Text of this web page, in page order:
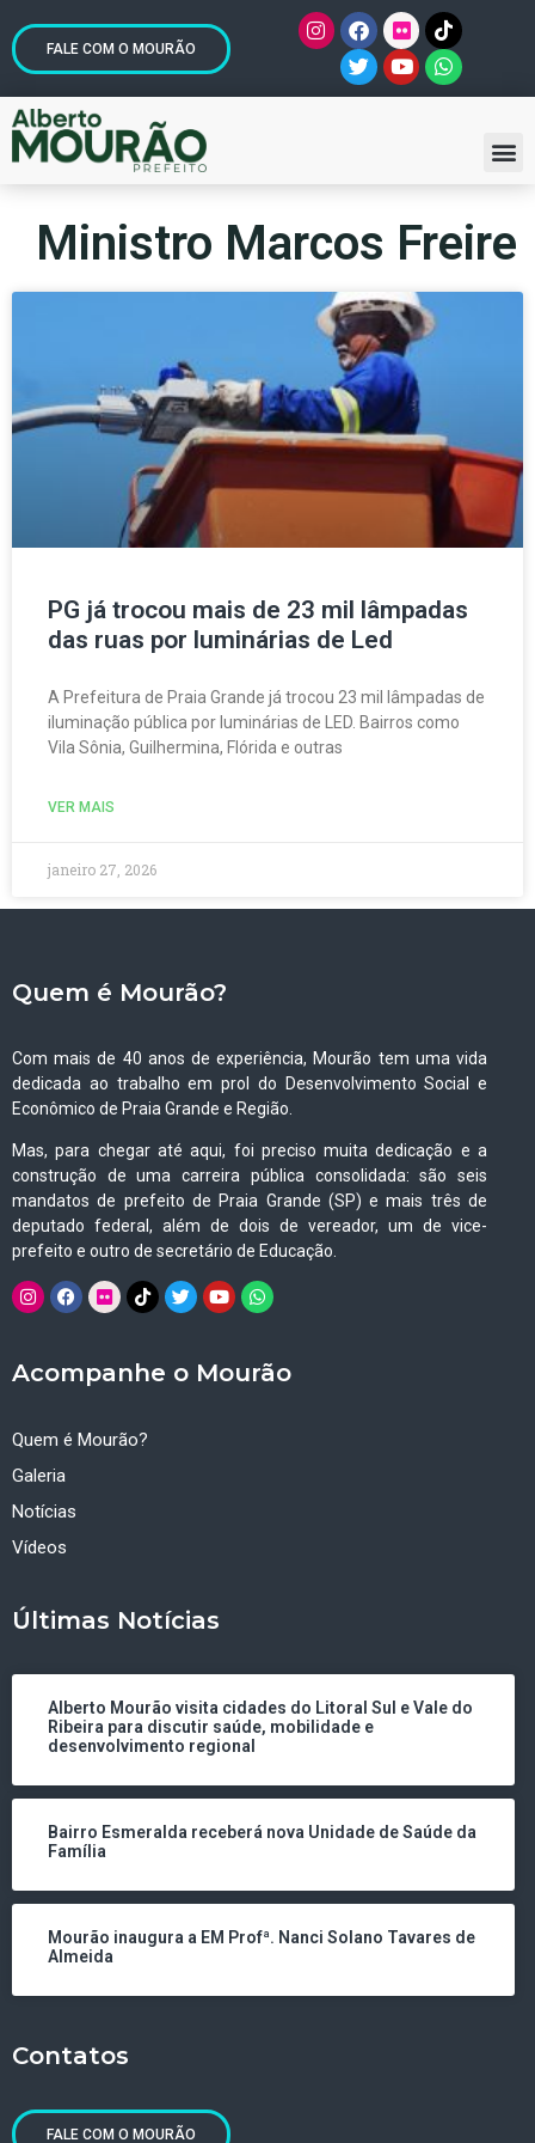
FALE COM O MOURÃO
Ministro Marcos Freire
PG já trocou mais de 23 mil lâmpadas
das ruas por luminárias de Led
A Prefeitura de Praia Grande já trocou 23 mil lâmpadas de
iluminação pública por luminárias de LED. Bairros como
Vila Sônia, Guilhermina, Flórida e outras
VER MAIS
janeiro 27, 2026
Quem é Mourão?
Com mais de 40 anos de experiência, Mourão tem uma vida
dedicada ao trabalho em prol do Desenvolvimento Social e
Econômico de Praia Grande e Região.
Mas, para chegar até aqui, foi preciso muita dedicação e a
construção de uma carreira pública consolidada: são seis
mandatos de prefeito de Praia Grande (SP) e mais três de
deputado federal, além de dois de vereador, um de vice-
prefeito e outro de secretário de Educação.
Acompanhe o Mourão
Quem é Mourão?
Galeria
Notícias
Vídeos
Últimas Notícias
Alberto Mourão visita cidades do Litoral Sul e Vale do
Ribeira para discutir saúde, mobilidade e
desenvolvimento regional
Bairro Esmeralda receberá nova Unidade de Saúde da
Família
Mourão inaugura a EM Profª. Nanci Solano Tavares de
Almeida
Contatos
FALE COM O MOURÃO